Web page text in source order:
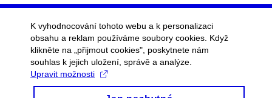
K vyhodnocování tohoto webu a k personalizaci
obsahu a reklam používáme soubory cookies. Když
klikněte na „přijmout cookies", poskytnete nám
souhlas k jejich uložení, správě a analýze.
Upravit možnosti